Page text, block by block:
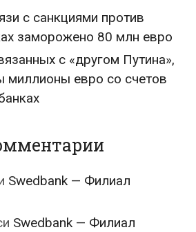
с санкциями против
заморожено 80 млн евро
с «другом Путина»,
миллионы евро со счетов
Swedbank — Филиал
Swedbank — Филиал